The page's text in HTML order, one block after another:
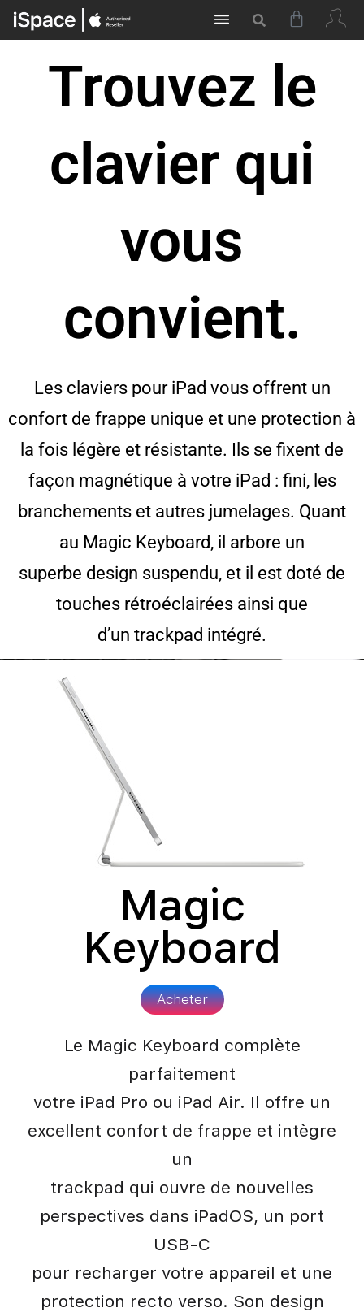
Trouvez le
clavier qui
vous
convient.
Les claviers pour iPad vous offrent un
confort de frappe unique et une protection à
la fois légère et résistante. Ils se fixent de
façon magnétique à votre iPad : fini, les
branchements et autres jumelages. Quant
au Magic Keyboard, il arbore un
superbe design suspendu, et il est doté de
touches rétroéclairées ainsi que
d’un trackpad intégré.
Magic
Keyboard
Acheter
Le Magic Keyboard complète
parfaitement
votre iPad Pro ou iPad Air. Il offre un
excellent confort de frappe et intègre
un
trackpad qui ouvre de nouvelles
perspectives dans iPadOS, un port
USB‑C
pour recharger votre appareil et une
protection recto verso. Son design